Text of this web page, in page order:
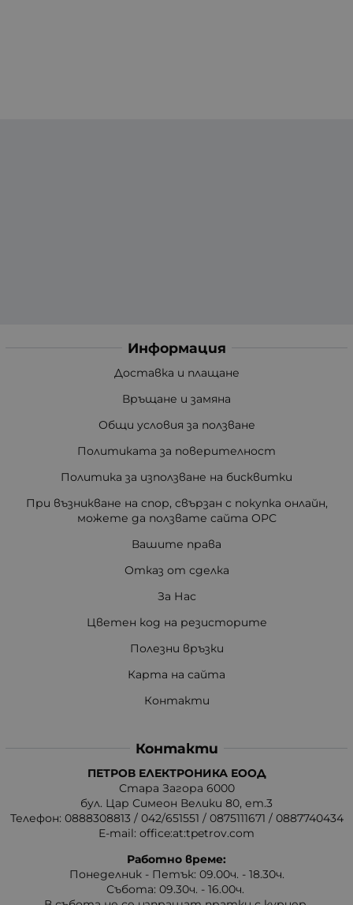
Информация
Доставка и плащане
Връщане и замяна
Общи условия за ползване
Политиката за поверителност
Политика за използване на бисквитки
При възникване на спор, свързан с покупка онлайн,
можете да ползвате сайта ОРС
Вашите права
Отказ от сделка
За Нас
Цветен код на резисторите
Полезни връзки
Карта на сайта
Контакти
Контакти
ПЕТРОВ ЕЛЕКТРОНИКА ЕООД
Стара Загора 6000
бул. Цар Симеон Велики 80, ет.3
Телефон: 0888308813 / 042/651551 / 0875111671 / 0887740434
E-mail: office:at:tpetrov.com
Работно време:
Понеделник - Петък: 09.00ч. - 18.30ч.
Събота: 09.30ч. - 16.00ч.